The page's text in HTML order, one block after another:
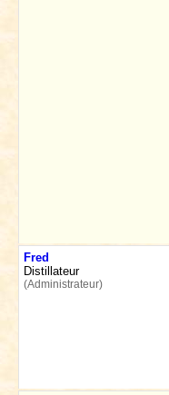
Fred
Distillateur
(Administrateur)